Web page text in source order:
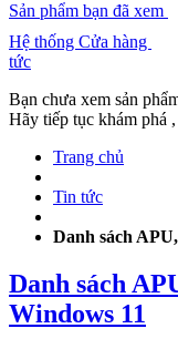
Sản phẩm bạn đã xem
Hệ thống Cửa hàng
tức
Bạn chưa xem sản
Hãy tiếp tục khám phá
Trang chủ
Tin tức
Danh sách
Danh sách
Windows 11